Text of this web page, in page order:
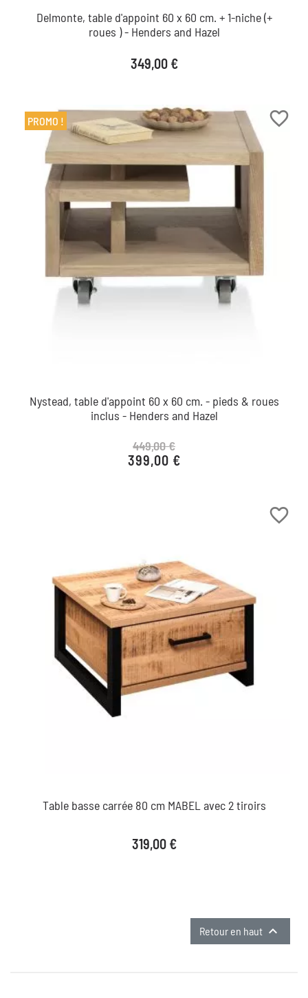
Delmonte, table d'appoint 60 x 60 cm. + 1-niche (+
roues ) - Henders and Hazel
Prix
349,00 €
favorite_border
Nystead, table d'appoint 60 x 60 cm. - pieds & roues
inclus - Henders and Hazel
Prix de base
449,00 €
Prix
399,00 €
PROMO !
favorite_border
Table basse carrée 80 cm MABEL avec 2 tiroirs
Prix
319,00 €
Retour en haut 